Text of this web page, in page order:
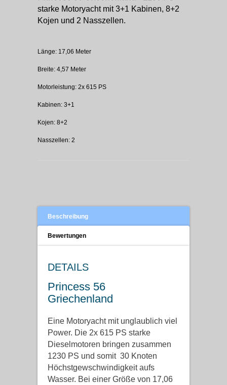
starke Motoryacht mit 3+1 Kabinen, 8+2
Kojen und 2 Nasszellen.
Länge: 17,06 Meter
Breite: 4,57 Meter
Motorleistung: 2x 615 PS
Kabinen: 3+1
Kojen: 8+2
Nasszellen: 2
Beschreibung
Bewertungen
DETAILS
Princess 56
Griechenland
Eine Motoryacht mit unglaublich viel
Power. Die 2x 615 PS starke
Dieselmotoren bringen zusammen
1230 PS und somit 30 Knoten
Höchstgewschwindigkeit aufs
Wasser. Bei einer Größe von 17,06